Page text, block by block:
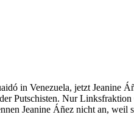
in Venezuela, jetzt Jeanine
Putschisten. Nur
Jeanine Áñez nicht an, weil